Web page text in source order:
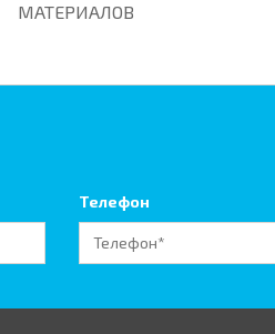
МАТЕРИАЛОВ
Телефон